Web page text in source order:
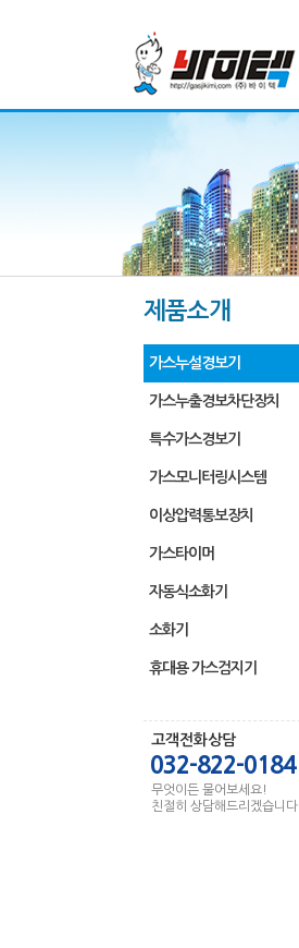
제품소개
가스누설경보기
가스누출경보차단장치
특수가스경보기
가스모니터링시스템
이상압력통보장치
가스타이머
자동식소화기
소화기
휴대용 가스검지기
고객전화상담
032-822-0184
무엇이든 물어보세요!
친절히 상담해드리겠습니다.